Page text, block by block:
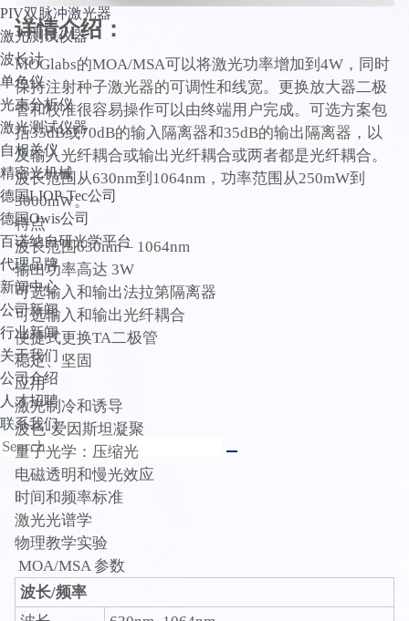
PIV双脉冲激光器
激光测试仪器
波长计
单色仪
光束分析仪
激光测试仪器
自相关仪
精密光机械
德国LIOP-Tec公司
德国Owis公司
百诺纳自研光学平台
代理品牌
新闻中心
公司新闻
行业新闻
关于我们
公司介绍
人才招聘
联系我们
详情介绍：
MOGlabs的MOA/MSA可以将激光功率增加到4W，同时
保持注射种子激光器的可调性和线宽。更换放大器二极
管和校准很容易操作可以由终端用户完成。可选方案包
括35dB或70dB的输入隔离器和35dB的输出隔离器，以
及输入光纤耦合或输出光纤耦合或两者都是光纤耦合。
波长范围从630nm到1064nm，功率范围从250mW到
3000mW。
特点
波长范围630nm – 1064nm
输出功率高达 3W
可选输入和输出法拉第隔离器
可选输入和输出光纤耦合
便捷式更换TA二极管
稳定、坚固
应用
激光制冷和诱导
波色-爱因斯坦凝聚
量子光学：压缩光
电磁透明和慢光效应
时间和频率标准
激光光谱学
物理教学实验
MOA/MSA 参数
波长/频率